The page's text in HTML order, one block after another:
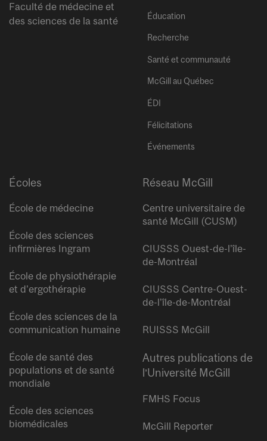
Faculté de médecine et
des sciences de la santé
Éducation
Recherche
Santé et communauté
McGill au Québec
ÉDI
Félicitations
Événements
Écoles
École de médecine
École des sciences
infirmières Ingram
École de physiothérapie
et d’ergothérapie
École des sciences de la
communication humaine
École de santé des
populations et de santé
mondiale
École des sciences
biomédicales
Réseau McGill
Centre universitaire de
santé McGill (CUSM)
CIUSSS Ouest-de-l’île-
de-Montréal
CIUSSS Centre-Ouest-
de-l’île-de-Montréal
RUISSS McGill
Autres publications de
l’Université McGill
FMHS Focus
McGill Reporter